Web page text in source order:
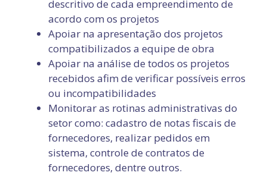
descritivo de cada empreendimento de
acordo com os projetos
Apoiar na apresentação dos projetos
compatibilizados a equipe de obra
Apoiar na análise de todos os projetos
recebidos afim de verificar possíveis erros
ou incompatibilidades
Monitorar as rotinas administrativas do
setor como: cadastro de notas fiscais de
fornecedores, realizar pedidos em
sistema, controle de contratos de
fornecedores, dentre outros.